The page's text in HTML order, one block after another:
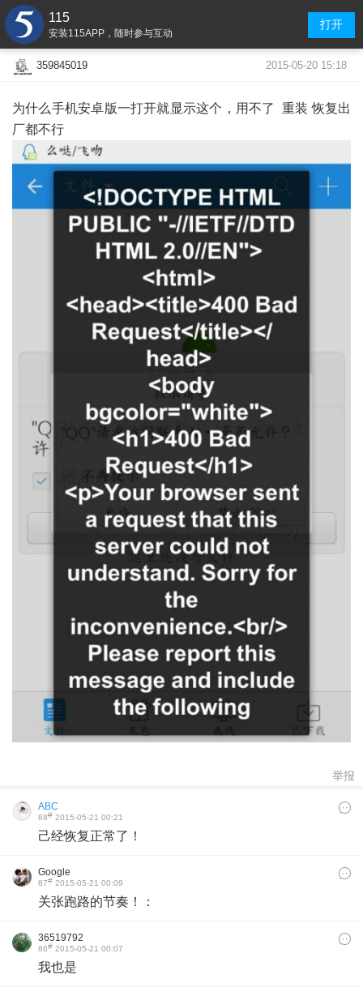
115
安装115APP，随时参与互动
打开
359845019 2015-05-20 15:18
为什么手机安卓版一打开就显示这个，用不了 重装 恢复出
厂都不行
举报
ABC
88# 2015-05-21 00:21
己经恢复正常了！
Google
87# 2015-05-21 00:09
关张跑路的节奏！：
36519792
86# 2015-05-21 00:07
我也是